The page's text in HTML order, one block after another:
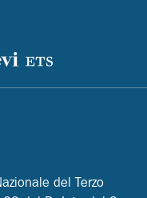
del Terzo